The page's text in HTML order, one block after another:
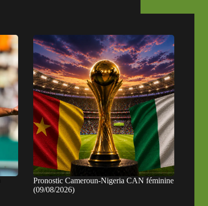
Pronostic Cameroun-Nigeria CAN féminine
(09/08/2026)